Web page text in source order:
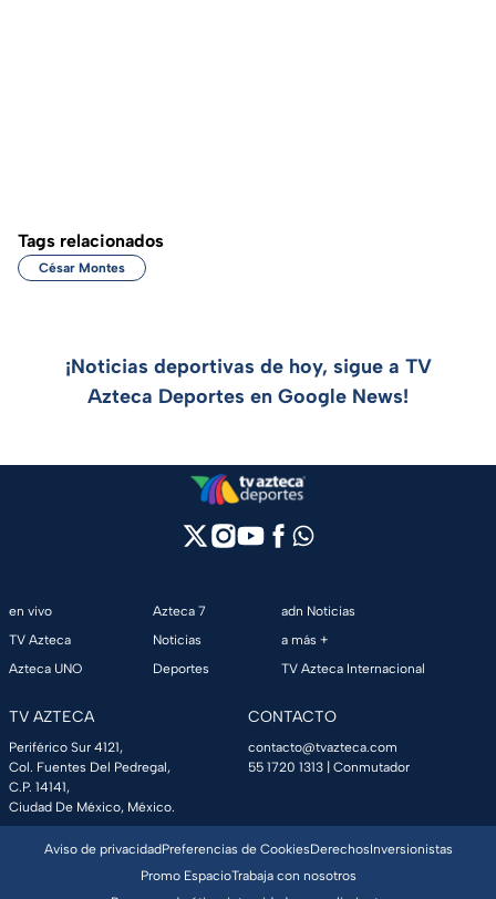
Tags relacionados
César Montes
¡Noticias deportivas de hoy, sigue a TV
Azteca Deportes en Google News!
en vivo
TV Azteca
Azteca UNO
Azteca 7
Noticias
Deportes
adn Noticias
a más +
TV Azteca Internacional
TV AZTECA
Periférico Sur 4121,
Col. Fuentes Del Pedregal,
C.P. 14141,
Ciudad De México, México.
CONTACTO
contacto@tvazteca.com
55 1720 1313 | Conmutador
Aviso de privacidadPreferencias de CookiesDerechosInversionistas
Promo EspacioTrabaja con nosotros